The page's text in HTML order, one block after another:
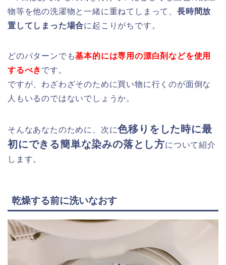
物等を他の洗濯物と一緒に重ねてしまって、 長時間放
置してしまった場合に起こりがちです。
どのパターンでも基本的には専用の漂白剤などを使用
するべき です。
ですが、わざわざそのために買い物に行くのが面倒な
人もいるのではないでしょうか。
そんなあなたのために、次に色移りをした時に最
初にできる簡単な染みの落とし方について紹介
します。
乾燥する前に洗いなおす